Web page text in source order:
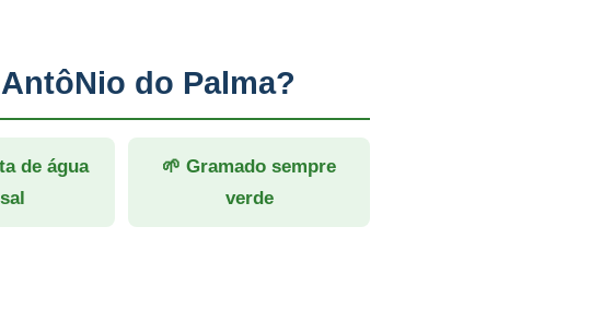
do Palma?
de água
🌱 Gramado sempre
verde